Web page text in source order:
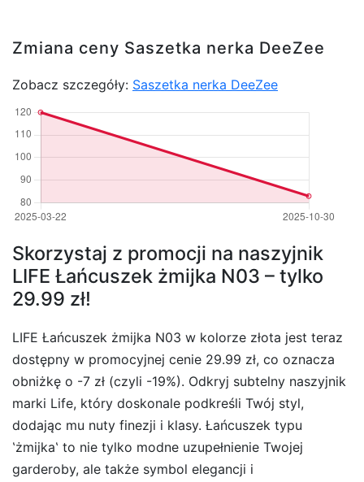
Zmiana ceny Saszetka nerka DeeZee
Zobacz szczegóły: Saszetka nerka DeeZee
Skorzystaj z promocji na naszyjnik
LIFE Łańcuszek żmijka N03 – tylko
29.99 zł!
LIFE Łańcuszek żmijka N03 w kolorze złota jest teraz
dostępny w promocyjnej cenie 29.99 zł, co oznacza
obniżkę o -7 zł (czyli -19%). Odkryj subtelny naszyjnik
marki Life, który doskonale podkreśli Twój styl,
dodając mu nuty finezji i klasy. Łańcuszek typu
‛żmijka‛ to nie tylko modne uzupełnienie Twojej
garderoby, ale także symbol elegancji i